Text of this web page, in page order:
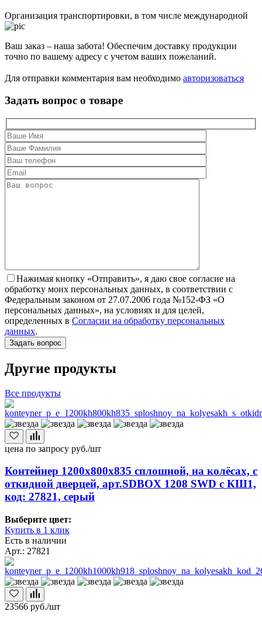
Организация транспортировки, в том числе международной
Ваш заказ – наша забота! Обеспечим доставку продукции
точно по вашему адресу с учетом ваших пожеланий.
Для отправки комментария вам необходимо авторизоваться
Задать вопрос о товаре
Нажимая кнопку «Отправить», я даю свое согласие на
обработку моих персональных данных, в соответствии с
Федеральным законом от 27.07.2006 года №152-ФЗ «О
персональных данных», на условиях и для целей,
определенных в Согласии на обработку персональных
данных.
Другие продукты
Все продукты
цена по запросу руб./шт
Контейнер 1200х800х835 сплошной, на колёсах, с
откидной дверцей, арт.SDBOX 1208 SWD с КШ1,
код: 27821, серый
Выберите цвет:
Купить в 1 клик
Есть в наличии
Арт.: 27821
23566 руб./шт